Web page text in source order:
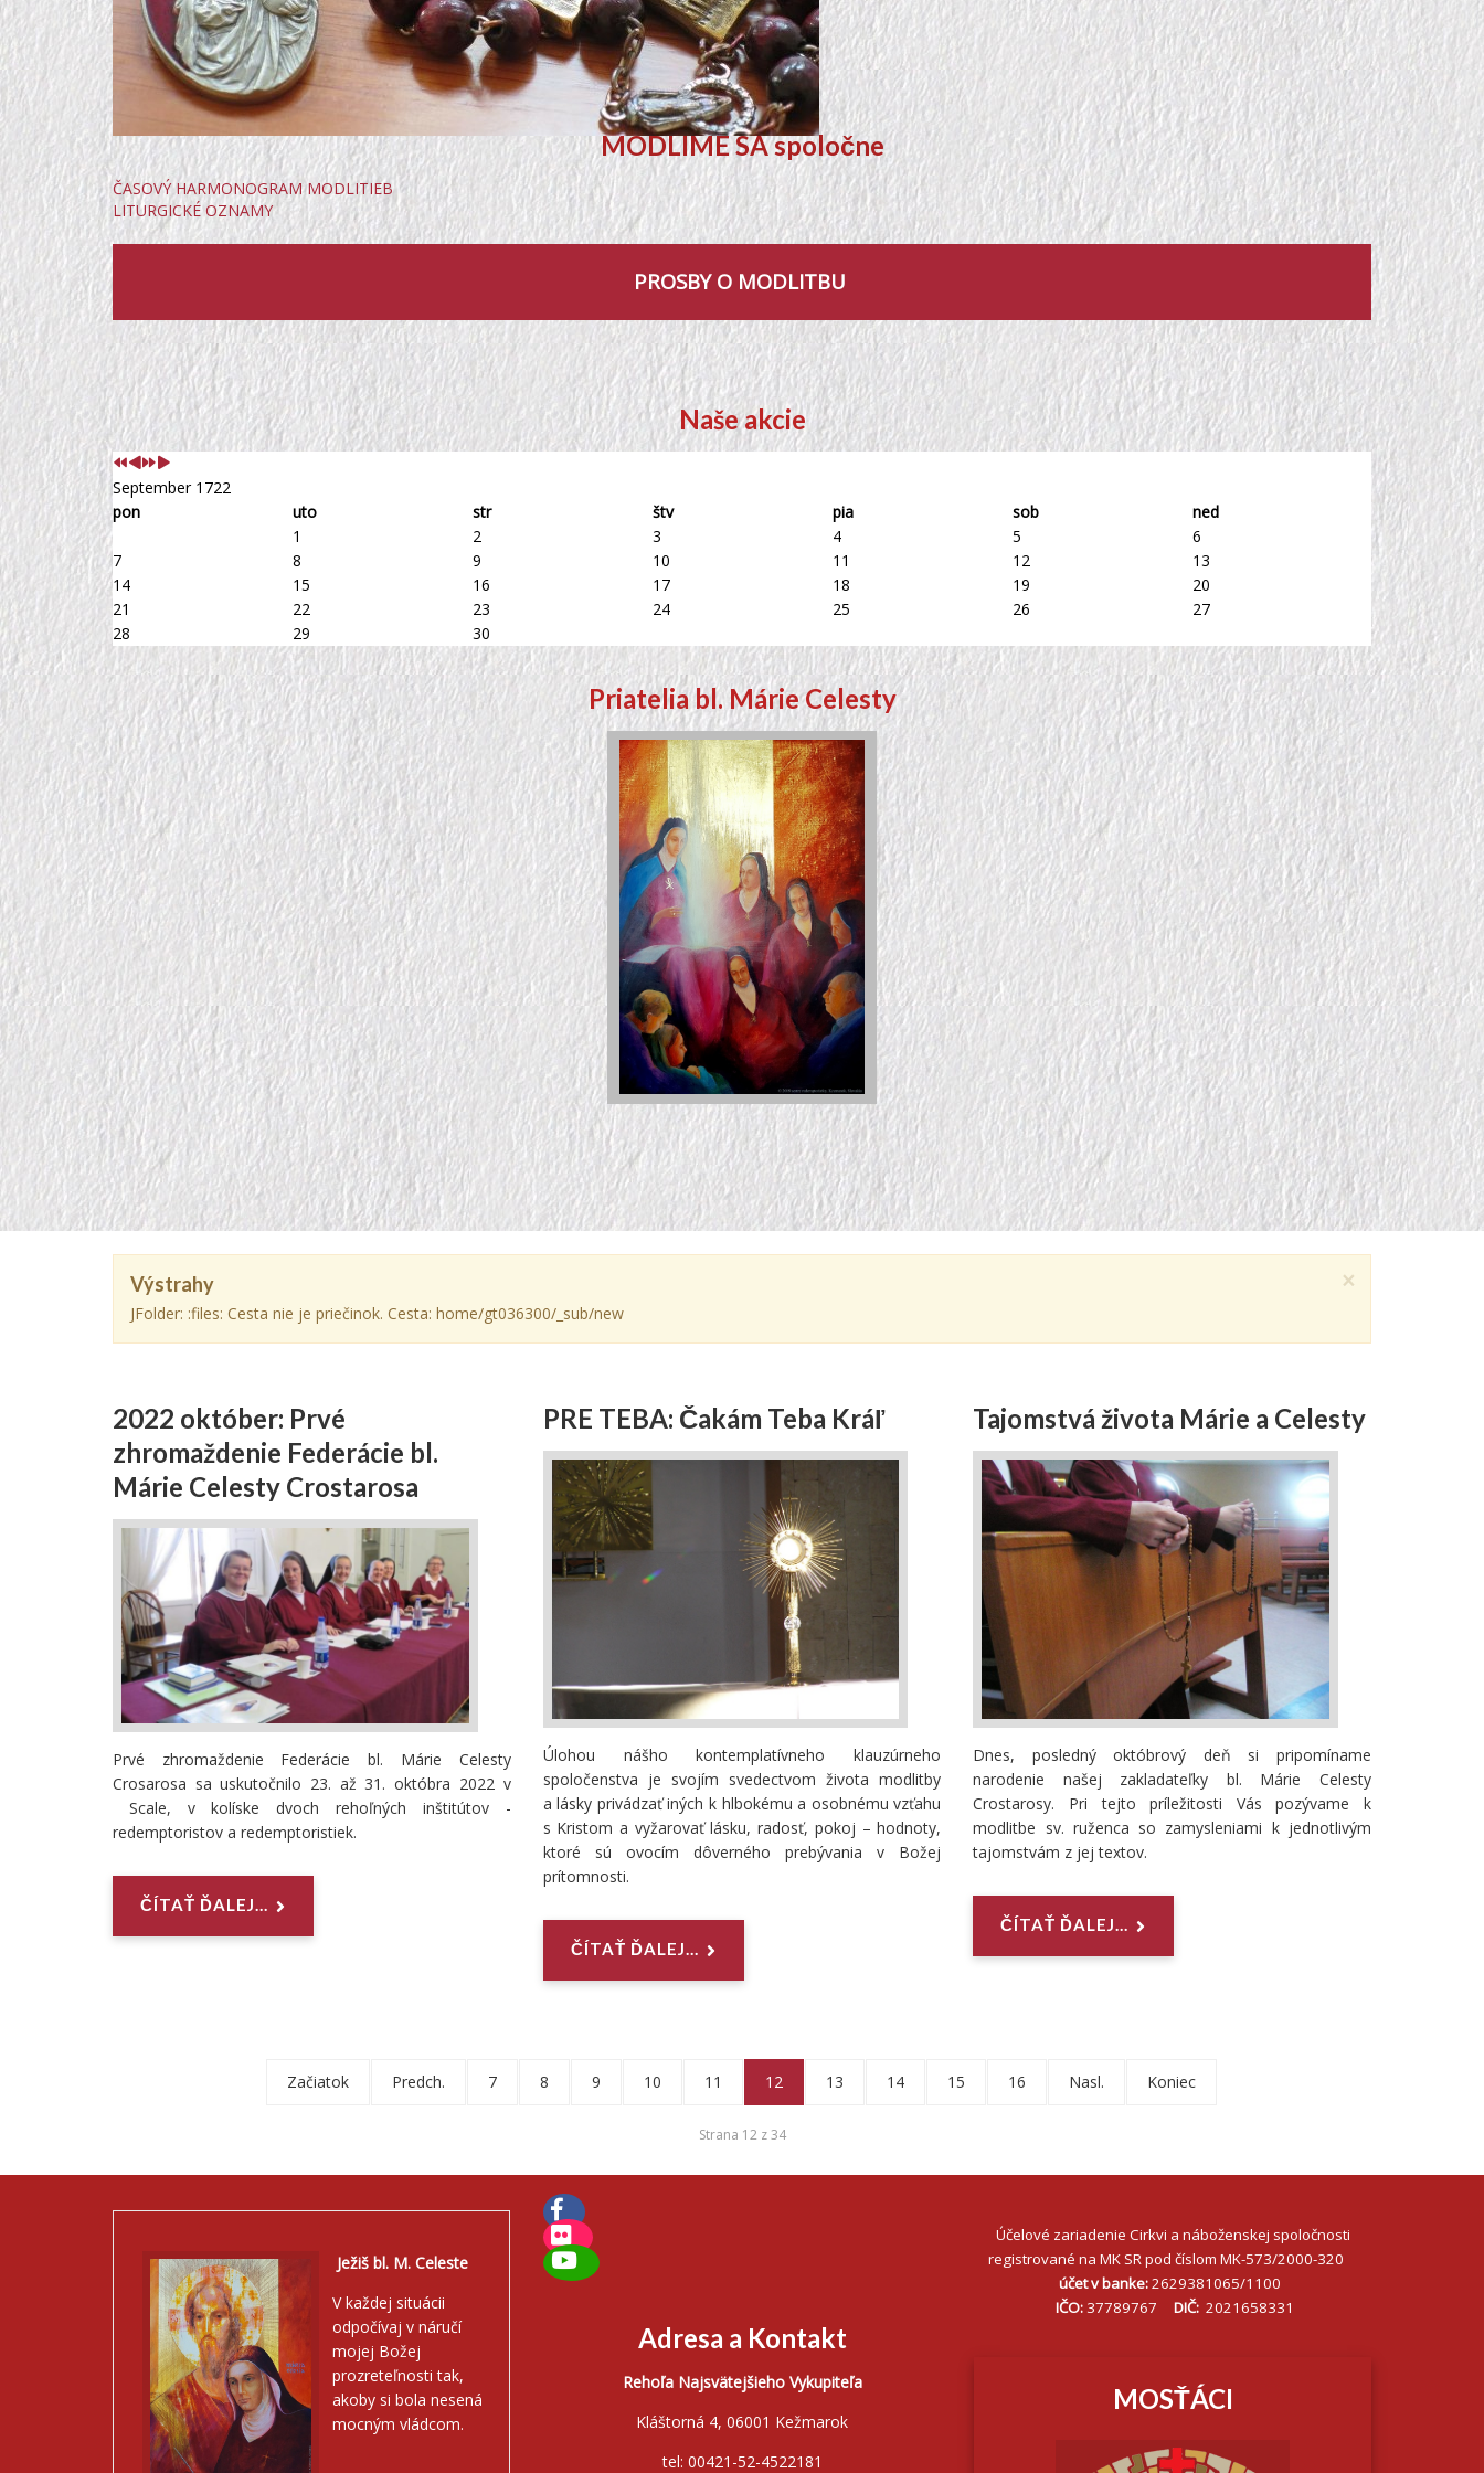
MODLIME SA spoločne
ČASOVÝ HARMONOGRAM MODLITIEB
LITURGICKÉ OZNAMY
PROSBY O MODLITBU
Naše akcie
Predchádzajúci
rok
Predchádzajúci
mesiac
Nasledujúci
rok
Nasledujúci
mesiac
September 1722
pon
uto str štv pia sob
ned
1
2 3 4 5
6
7
8 9 10 11 12
13
14
15 16 17 18 19
20
21
22 23 24 25 26
27
28
29 30
Priatelia bl. Márie Celesty
×
Výstrahy
JFolder: :files: Cesta nie je priečinok. Cesta: home/gt036300/_sub/new
2022 október: Prvé
zhromaždenie Federácie bl.
Márie Celesty Crostarosa
Prvé zhromaždenie Federácie bl. Márie Celesty
Crosarosa sa uskutočnilo 23. až 31. októbra 2022 v
Scale, v kolíske dvoch rehoľných inštitútov -
redemptoristov a redemptoristiek.
ČÍTAŤ ĎALEJ...
PRE TEBA: Čakám Teba Kráľ
Úlohou nášho kontemplatívneho klauzúrneho
spoločenstva je svojím svedectvom života modlitby
a lásky privádzať iných k hlbokému a osobnému vzťahu
s Kristom a vyžarovať lásku, radosť, pokoj – hodnoty,
ktoré sú ovocím dôverného prebývania v Božej
prítomnosti.
ČÍTAŤ ĎALEJ...
Tajomstvá života Márie a Celesty
Dnes, posledný októbrový deň si pripomíname
narodenie našej zakladateľky bl. Márie Celesty
Crostarosy. Pri tejto príležitosti Vás pozývame k
modlitbe sv. ruženca so zamysleniami k jednotlivým
tajomstvám z jej textov.
ČÍTAŤ ĎALEJ...
Strana 12 z 34
Začiatok Predch. 7 8 9 10 11 12 13 14 15 16 Nasl. Koniec
Ježiš bl. M. Celeste
V každej situácii
odpočívaj v náručí
mojej Božej
prozreteľnosti tak,
akoby si bola nesená
mocným vládcom.
Adresa a Kontakt
Rehoľa Najsvätejšieho Vykupiteľa
Kláštorná 4, 06001 Kežmarok
tel: 00421-52-4522181
Účelové zariadenie Cirkvi a náboženskej spoločnosti
registrované na MK SR pod číslom MK-573/2000-320
účet v banke:2629381065/1100
IČO:37789767 DIČ:2021658331
MOSŤÁCI